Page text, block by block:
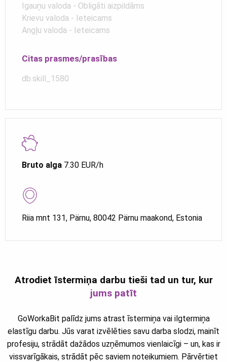
Bruto alga 7.30 EUR/h
Riia mnt 131, Pärnu, 80042 Pärnu maakond, Estonia
Igauņu valoda - Obligāti aizpildāms
Krievu valoda - Ieteicams
Angļu valoda - Ieteicams
Citas prasmes/prasības
db.skill_1580
Atrodiet īstermiņa darbu tieši tad un tur, kur
jums patīt
GoWorkaBit palīdz jums atrast īstermiņa vai ilgtermiņa
elastīgu darbu. Jūs varat izvēlēties savu darba slodzi, mainīt
profesiju, strādāt dažādos uzņēmumos vienlaicīgi – un, kas ir
vissvarīgākais, strādāt pēc saviem noteikumiem. Pārvērtiet